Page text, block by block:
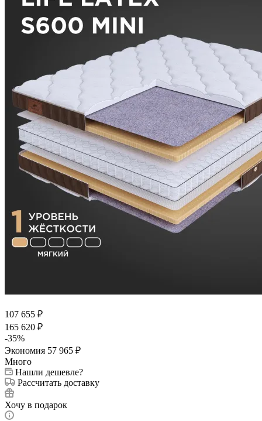
107 655 ₽
165 620 ₽
-35%
Экономия 57 965 ₽
Много
Нашли дешевле?
Рассчитать доставку
Хочу в подарок